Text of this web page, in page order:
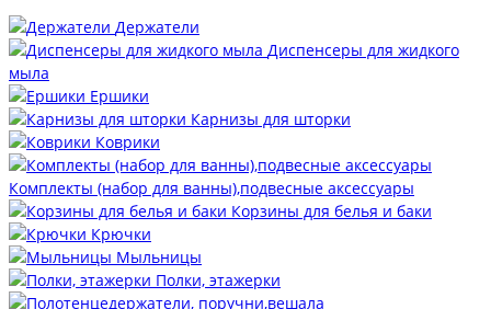
Держатели
Диспенсеры для жидкого
мыла
Ершики
Карнизы для шторки
Коврики
Комплекты (набор для ванны),подвесные аксессуары
Корзины для белья и баки
Крючки
Мыльницы
Полки, этажерки